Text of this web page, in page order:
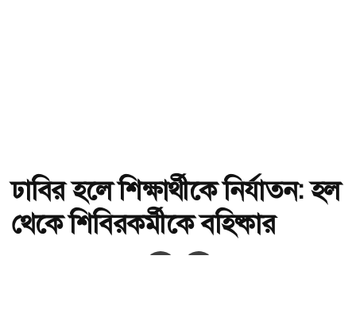
ঢাবির হলে শিক্ষার্থীকে নির্যাতন: হল
থেকে শিবিরকর্মীকে বহিষ্কার